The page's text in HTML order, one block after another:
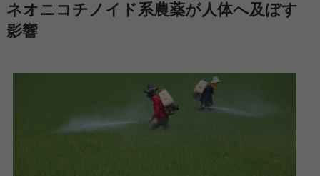
ネオニコチノイド系農薬が人体へ及ぼす
影響